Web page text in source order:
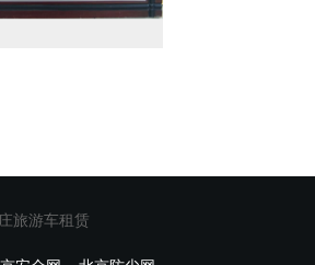
旅游车租赁